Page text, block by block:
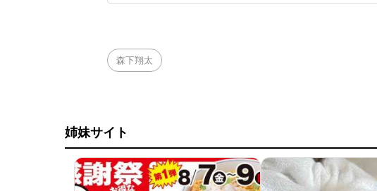
森下翔太
姉妹サイト